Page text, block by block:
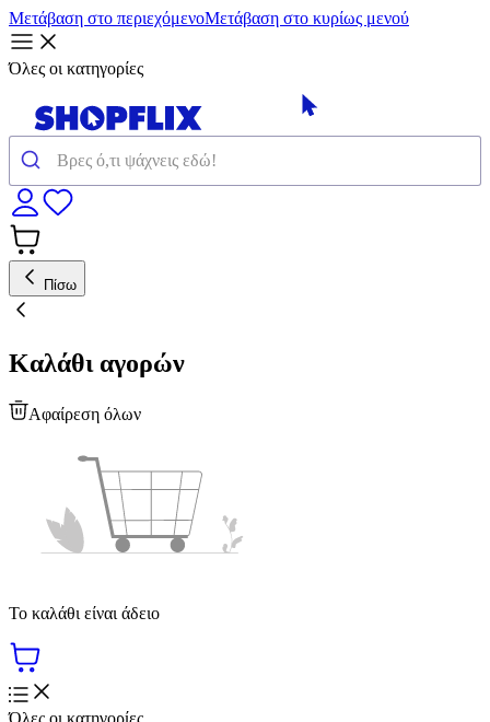
Μετάβαση στο περιεχόμενοΜετάβαση στο κυρίως μενού
Όλες οι κατηγορίες
Πίσω
Καλάθι αγορών
Αφαίρεση όλων
Το καλάθι είναι άδειο
Όλες οι κατηγορίες